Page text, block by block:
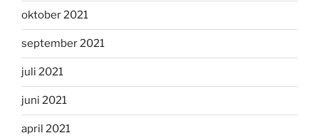
oktober 2021
september 2021
juli 2021
juni 2021
april 2021